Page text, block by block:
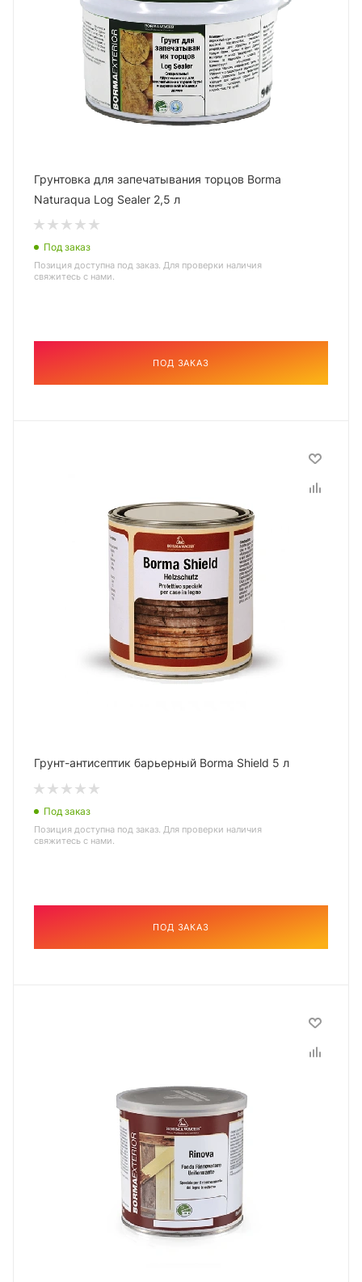
Грунтовка для запечатывания торцов Borma
Naturaqua Log Sealer 2,5 л
Под заказ
Позиция доступна под заказ. Для проверки наличия
свяжитесь с нами.
ПОД ЗАКАЗ
Грунт-антисептик барьерный Borma Shield 5 л
Под заказ
Позиция доступна под заказ. Для проверки наличия
свяжитесь с нами.
ПОД ЗАКАЗ